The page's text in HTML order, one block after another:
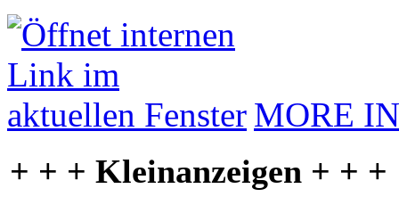
MORE
+ + + Kleinanzeigen + + +